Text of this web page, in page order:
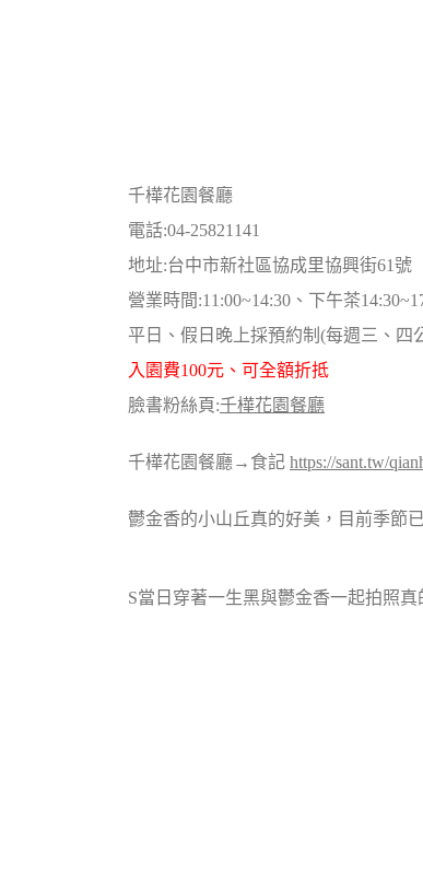
千樺花園餐廳
電話:04-25821141
地址:台中市新社區協成里協興街61號
營業時間:11:00~14:30、下午茶
平日、假日晚上採預約制(每週三、四
入園費100元、可全額折抵
臉書粉絲頁:千樺花園餐廳
千樺花園餐廳→食記 https://sant.tw/
鬱金香的小山丘真的好美，目前季節
S當日穿著一生黑與鬱金香一起拍照